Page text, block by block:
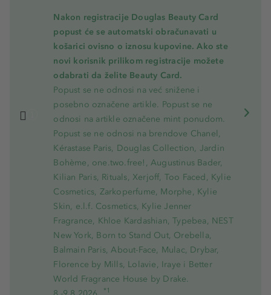
Nakon registracije Douglas Beauty Card
popust će se automatski obračunavati u
košarici ovisno o iznosu kupovine. Ako ste
novi korisnik prilikom registracije možete
odabrati da želite Beauty Card.
Popust se ne odnosi na već snižene i
posebno označene artikle. Popust se ne
odnosi na artikle označene mint ponudom.
Popust se ne odnosi na brendove Chanel,
Kérastase Paris, Douglas Collection, Jardin
Bohème, one.two.free!, Augustinus Bader,
Kilian Paris, Rituals, Xerjoff, Too Faced, Kylie
Cosmetics, Zarkoperfume, Morphe, Kylie
Skin, e.l.f. Cosmetics, Kylie Jenner
Fragrance, Khloe Kardashian, Typebea, NEST
New York, Born to Stand Out, Orebella,
Balmain Paris, About-Face, Mulac, Drybar,
Florence by Mills, Lolavie, Iraye i Better
World Fragrance House by Drake.
*1